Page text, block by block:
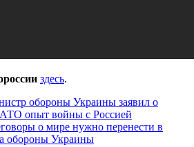
здесь.
обороны Украины заявил о
опыт войны с Россией
о мире нужно перенести в
обороны Украины